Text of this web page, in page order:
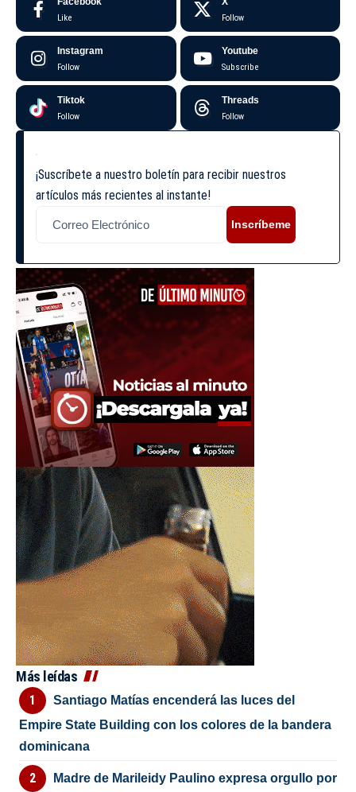
Like Follow
Instagram
Follow
Youtube
Subscribe
Tiktok
Follow
Threads
Follow
¡Suscríbete a nuestro boletín para recibir nuestros
artículos más recientes al instante!
Inscríbeme
Más leídas
Santiago Matías encenderá las luces del
Empire State Building con los colores de la bandera
dominicana
Madre de Marileidy Paulino expresa orgullo por